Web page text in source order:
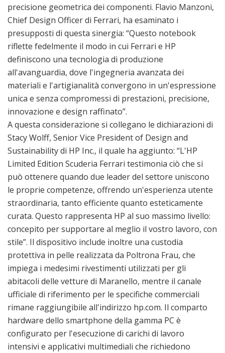
precisione geometrica dei componenti. Flavio Manzoni,
Chief Design Officer di Ferrari, ha esaminato i
presupposti di questa sinergia: “Questo notebook
riflette fedelmente il modo in cui Ferrari e HP
definiscono una tecnologia di produzione
all'avanguardia, dove l'ingegneria avanzata dei
materiali e l'artigianalità convergono in un'espressione
unica e senza compromessi di prestazioni, precisione,
innovazione e design raffinato”.
A questa considerazione si collegano le dichiarazioni di
Stacy Wolff, Senior Vice President of Design and
Sustainability di HP Inc., il quale ha aggiunto: “L'HP
Limited Edition Scuderia Ferrari testimonia ciò che si
può ottenere quando due leader del settore uniscono
le proprie competenze, offrendo un'esperienza utente
straordinaria, tanto efficiente quanto esteticamente
curata. Questo rappresenta HP al suo massimo livello:
concepito per supportare al meglio il vostro lavoro, con
stile”. Il dispositivo include inoltre una custodia
protettiva in pelle realizzata da Poltrona Frau, che
impiega i medesimi rivestimenti utilizzati per gli
abitacoli delle vetture di Maranello, mentre il canale
ufficiale di riferimento per le specifiche commerciali
rimane raggiungibile all'indirizzo hp.com. Il comparto
hardware dello smartphone della gamma PC è
configurato per l'esecuzione di carichi di lavoro
intensivi e applicativi multimediali che richiedono